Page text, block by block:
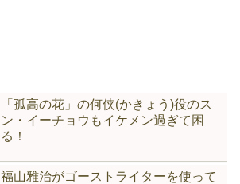
「孤高の花」の何侠(かきょう)役のス
ン・イーチョウもイケメン過ぎて困
る！
福山雅治がゴーストライターを使って